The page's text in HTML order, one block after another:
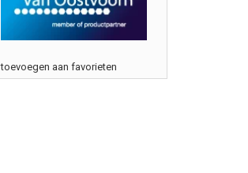
toevoegen aan favorieten